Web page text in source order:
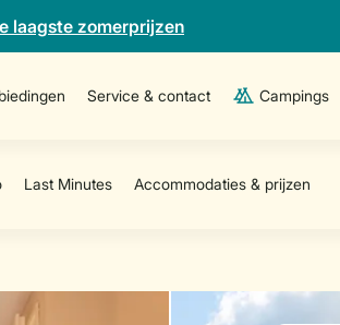
laagste zomerprijzen
Service & contact Campings